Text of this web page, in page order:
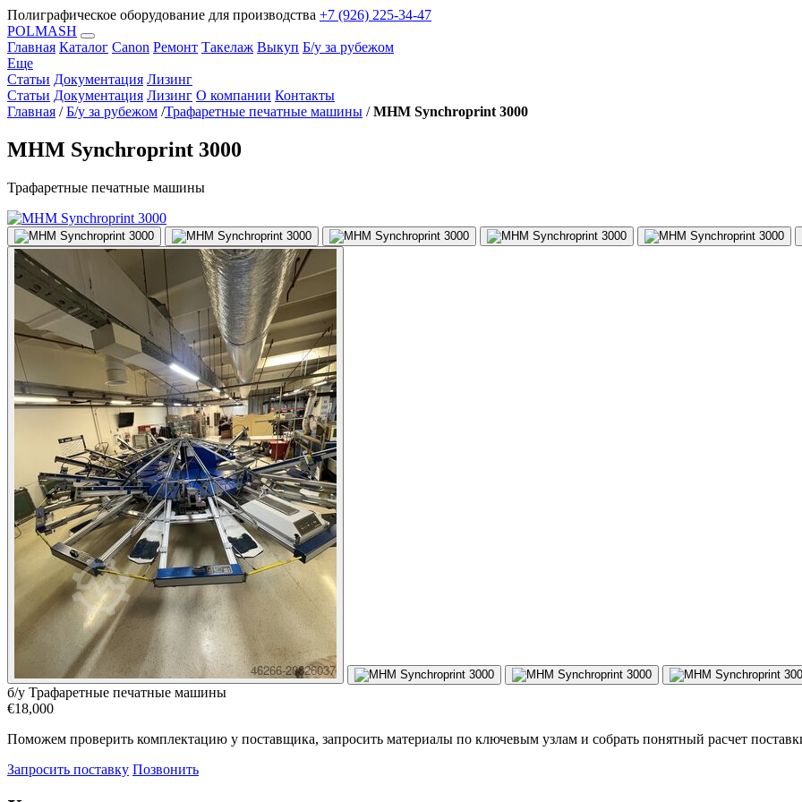
Полиграфическое оборудование для производства +7 (926) 225-34-47
POLMASH
Главная Каталог Canon Ремонт Такелаж Выкуп Б/у за рубежом
Еще
Статьи Документация Лизинг
Статьи Документация Лизинг О компании Контакты
Главная / Б/у за рубежом /Трафаретные печатные машины / MHM Synchroprint 3000
MHM Synchroprint 3000
Трафаретные печатные машины
б/у Трафаретные печатные машины
€18,000
Поможем проверить комплектацию у поставщика, запросить материалы по ключевым узлам и собрать понятный расчет
Запросить поставку Позвонить